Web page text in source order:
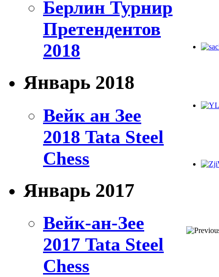
Берлин Турнир
Претендентов
2018
Январь 2018
Вейк ан Зее
2018 Tata Steel
Chess
Январь 2017
Вейк-ан-Зее
2017 Tata Steel
Chess